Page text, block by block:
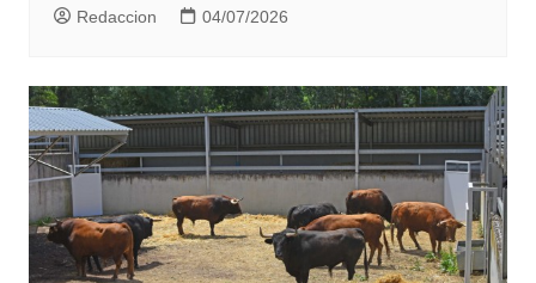
Redaccion 04/07/2026